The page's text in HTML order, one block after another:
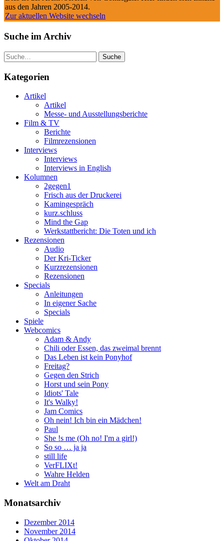
aus den Jahren 2005-2014.
Zur aktuellen Website wechseln
Suche im Archiv
Suche
Kategorien
Artikel
Artikel
Messe- und Ausstellungsberichte
Film & TV
Berichte
Filmrezensionen
Interviews
Interviews
Interviews in English
Kolumnen
2gegen1
Frisch aus der Druckerei
Kamingespräch
kurz.schluss
Mind the Gap
Werkstattbericht: Die Toten und ich
Rezensionen
Audio
Der Kri-Ticker
Kurzrezensionen
Rezensionen
Specials
Anleitungen
In eigener Sache
Specials
Spiele
Webcomics
Adam & Andy
Chili oder Essen, das zweimal brennt
Das Leben ist kein Ponyhof
Freitag?
Gegen den Strich
Horst und sein Pony
Idiots' Tale
It's Walky!
Jam Comics
Oh nein! Ich bin ein Mädchen!
Paul
She !s me (Oh no! I'm a girl!)
So so … ja ja
still life
VerFLIXt!
Wahre Helden
Welt am Draht
Monatsarchiv
Dezember 2014
November 2014